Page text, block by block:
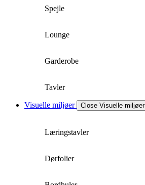
Spejle
Lounge
Garderobe
Tavler
Visuelle miljøer Close Visuelle miljøer
Læringstavler
Dørfolier